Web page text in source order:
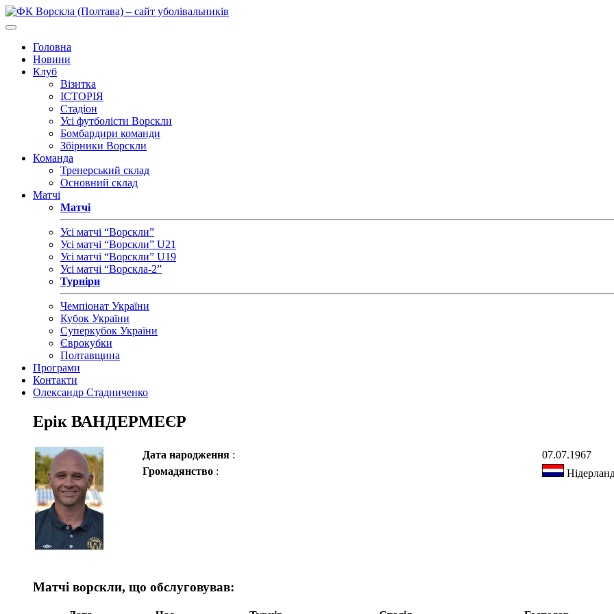
Головна
Новини
Клуб
Візитка
ІСТОРІЯ
Стадіон
Усі футболісти Ворскли
Бомбардири команди
Збірники Ворскли
Команда
Тренерський склад
Основний склад
Матчі
Матчі
Усі матчі “Ворскли”
Усі матчі “Ворскли” U21
Усі матчі “Ворскли” U19
Усі матчі “Ворскла-2”
Турніри
Чемпіонат України
Кубок України
Суперкубок України
Єврокубки
Полтавщина
Програми
Контакти
Олександр Стадниченко
Ерік ВАНДЕРМЕЄР
Дата народження :
07.07.1967
Громадянство :
Матчі ворскли, що обслуговував: